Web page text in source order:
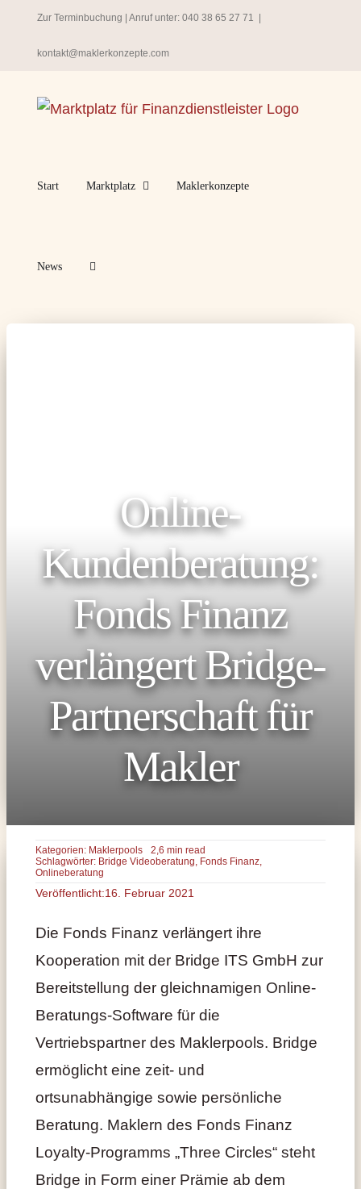
springen
Zur Terminbuchung | Anruf unter: 040 38 65 27 71
kontakt@maklerkonzepte.com
Start Marktplatz Maklerkonzepte
News
Online-
Kundenberatung:
Fonds Finanz
verlängert Bridge-
Partnerschaft für
Makler
Kategorien: Maklerpools
2,6 min read
Schlagwörter: Bridge Videoberatung Fonds Finanz,
Onlineberatung
Veröffentlicht:16. Februar 2021
Die Fonds Finanz verlängert ihre
Kooperation mit der Bridge ITS GmbH zur
Bereitstellung der gleichnamigen Online-
Beratungs-Software für die
Vertriebspartner des Maklerpools. Bridge
ermöglicht eine zeit- und
ortsunabhängige sowie persönliche
Beratung. Maklern des Fonds Finanz
Loyalty-Programms „Three Circles“ steht
Bridge in Form einer Prämie ab dem